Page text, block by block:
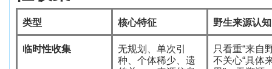
类型 核心特征 野生来源认知
临时性收集
无规划、单次引
种、个体稀少、遗
只看重“来自
不关心“具体